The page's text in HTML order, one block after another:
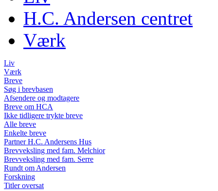
H.C. Andersen centret
Værk
Liv
Værk
Breve
Søg i brevbasen
Afsendere og modtagere
Breve om HCA
Ikke tidligere trykte breve
Alle breve
Enkelte breve
Partner H.C. Andersens Hus
Brevveksling med fam. Melchior
Brevveksling med fam. Serre
Rundt om Andersen
Forskning
Titler oversat